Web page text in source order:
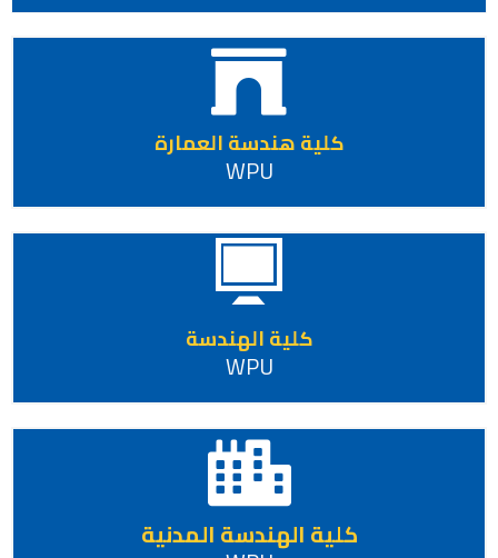
كلية هندسة العمارة
WPU
كلية الهندسة
WPU
كلية الهندسة المدنية